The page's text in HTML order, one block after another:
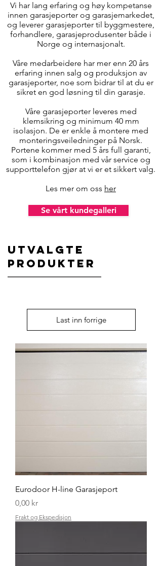
Vi har lang erfaring og høy kompetanse
innen garasjeporter og garasjemarkedet,
og leverer garasjeporter til byggmestere,
forhandlere, garasjeprodusenter både i
Norge og internasjonalt.
Våre medarbeidere har mer enn 20 års
erfaring innen salg og produksjon av
garasjeporter, noe som bidrar til at du er
sikret en god løsning til din garasje.
Våre garasjeporter leveres med
klemsikring og minimum 40 mm
isolasjon. De er enkle å montere med
monteringsveiledninger på Norsk.
Portene kommer med 5 års full garanti,
som i kombinasjon med vår service og
supporttelefon gjør at vi er et sikkert valg.
Les mer om oss her
Se vårt kundegalleri
Utvalgte
produkter
Last inn forrige
Eurodoor H-line Garasjeport
Pris
0,00 kr
Frakt og Ekspedisjon